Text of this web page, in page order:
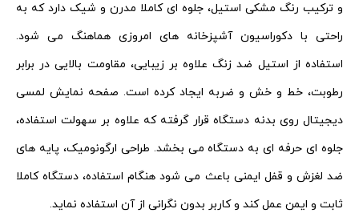
و ترکیب رنگ مشکی استیل، جلوه ای کاملا مدرن و شیک دارد که به
راحتی با دکوراسیون آشپزخانه های امروزی هماهنگ می شود.
استفاده از استیل ضد زنگ علاوه بر زیبایی، مقاومت بالایی در برابر
رطوبت، خط و خش و ضربه ایجاد کرده است. صفحه نمایش لمسی
دیجیتال روی بدنه دستگاه قرار گرفته که علاوه بر سهولت استفاده،
جلوه ای حرفه ای به دستگاه می بخشد. طراحی ارگونومیک، پایه های
ضد لغزش و قفل ایمنی باعث می شود هنگام استفاده، دستگاه کاملا
ثابت و ایمن عمل کند و کاربر بدون نگرانی از آن استفاده نماید.